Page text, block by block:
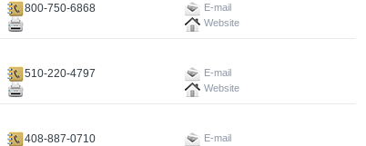
800-750-6868
E-mail
Website
510-220-4797
E-mail
Website
408-887-0710
E-mail